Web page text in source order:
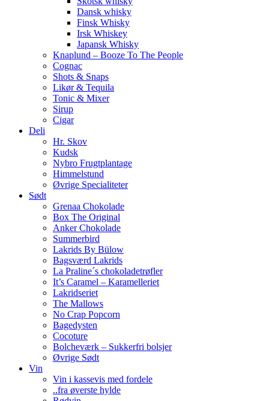
Dansk whisky
Finsk Whisky
Irsk Whiskey
Japansk Whisky
Knaplund – Booze To The People
Cognac
Shots & Snaps
Likør & Tequila
Tonic & Mixer
Sirup
Cigar
Deli
Hr. Skov
Kudsk
Nybro Frugtplantage
Himmelstund
Øvrige Specialiteter
Sødt
Grenaa Chokolade
Box The Original
Anker Chokolade
Summerbird
Lakrids By Bülow
Bagsværd Lakrids
La Praline´s chokoladetrøfler
It’s Caramel – Karamelleriet
Lakridseriet
The Mallows
No Crap Popcorn
Bagedysten
Cocoture
Bolcheværk – Sukkerfri bolsjer
Øvrige Sødt
Vin
Vin i kassevis med fordele
..fra øverste hylde